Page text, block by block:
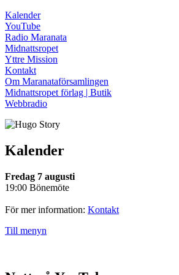
Kalender
YouTube
Radio Maranata
Midnattsropet
Yttre Mission
Kontakt
Om Maranataförsamlingen
Midnattsropet förlag | Butik
Webbradio
Kalender
Fredag 7 augusti
19:00 Bönemöte
För mer information: Kontakt
Till menyn